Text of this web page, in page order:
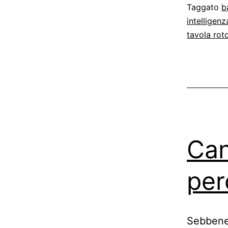
Taggato
tavola